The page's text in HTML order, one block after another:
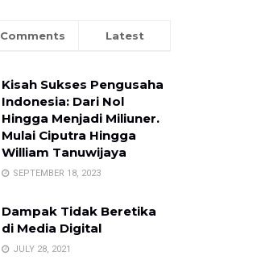
Comments Latest
Kisah Sukses Pengusaha
Indonesia: Dari Nol
Hingga Menjadi Miliuner.
Mulai Ciputra Hingga
William Tanuwijaya
SEPTEMBER 18, 2023
Dampak Tidak Beretika
di Media Digital
JULY 28, 2021